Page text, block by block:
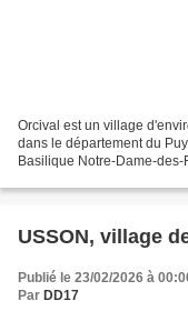
Orcival est un village
dans le département du
Basilique Notre-Dame-
USSON, village
Publié le 23/02/2026 à
Par DD17